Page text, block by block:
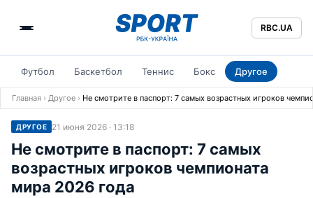
RBC.UA
Футбол Баскетбол Теннис Бокс Другое
Главная › Другое › Не смотрите в паспорт: 7 самых возрастных игроков
ДРУГОЕ 21 июня 2026 · 13:18
Не смотрите в паспорт: 7 самых
возрастных игроков чемпионата
мира 2026 года